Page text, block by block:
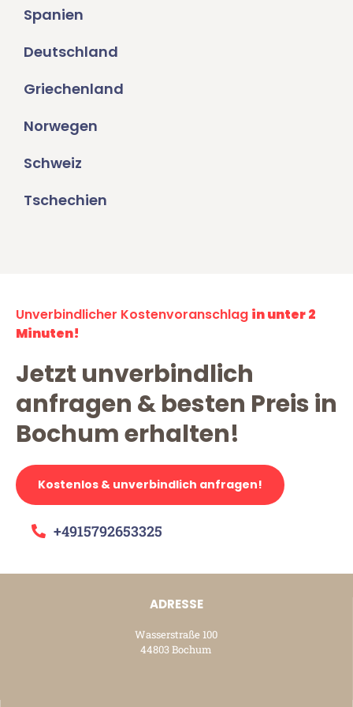
Spanien
Deutschland
Griechenland
Norwegen
Schweiz
Tschechien
Unverbindlicher Kostenvoranschlag in unter 2
Minuten!
Jetzt unverbindlich
anfragen & besten Preis in
Bochum erhalten!
Kostenlos & unverbindlich anfragen!
+4915792653325
ADRESSE
Wasserstraße 100
44803 Bochum